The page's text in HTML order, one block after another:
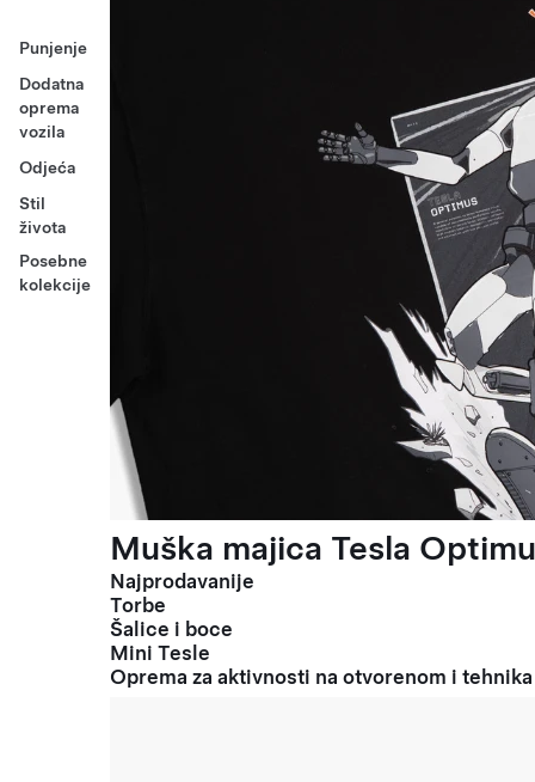
Punjenje
Dodatna
oprema
vozila
Odjeća
Stil
života
Posebne
kolekcije
Muška majica Tesla
Najprodavanije
Torbe
Šalice i boce
Mini Tesle
Oprema za aktivnosti na otvorenom i tehnika